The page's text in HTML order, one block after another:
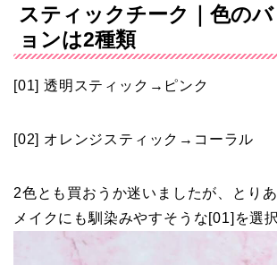
スティックチーク｜色の
ョンは2種類
[01] 透明スティック→ピンク
[02] オレンジスティック→コーラル
2色とも買おうか迷いましたが、とり
メイクにも馴染みやすそうな[01]を選択